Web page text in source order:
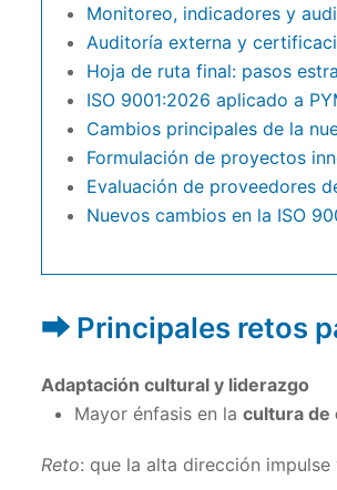
Monitoreo, indicadores y
Auditoría externa y
Hoja de ruta final: pasos
ISO 9001:2026 aplicado a
Cambios principales de la
Formulación de proyectos
Evaluación de proveedores
Nuevos cambios en la ISO
Principales retos
Adaptación cultural y liderazgo
Mayor énfasis en la cultura de
Reto: que la alta dirección